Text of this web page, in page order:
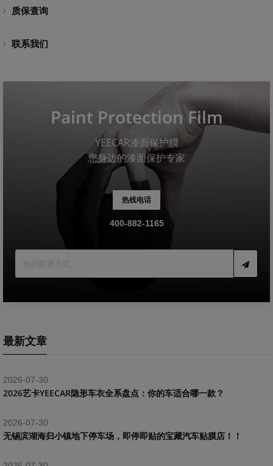
质保查询
联系我们
Paint Protection Film
YEECAR漆面保护膜
您身边的漆面保护专家
热线电话
400-882-1165
最新文章
2026-07-30
2026艺卡YEECAR隐形车衣全系盘点：你的车适合哪一款？
2026-07-30
​无锡滨湖海归小镇地下停车场，即停即贴的宝藏汽车贴膜店！！